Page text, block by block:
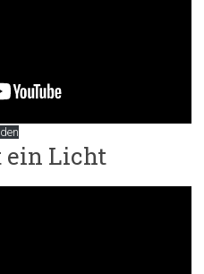
ein Licht